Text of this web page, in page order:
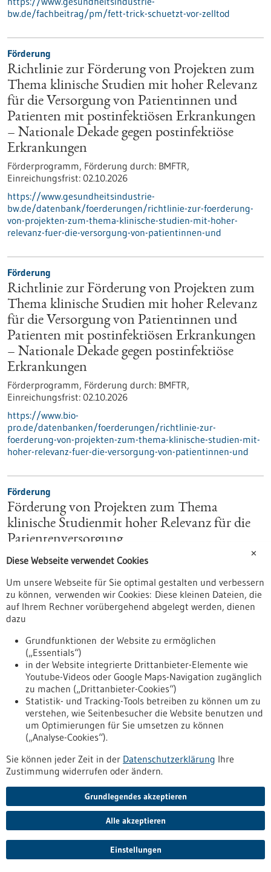
bw.de/fachbeitrag/pm/fett-trick-schuetzt-vor-zelltod
Förderung
Richtlinie zur Förderung von Projekten zum
Thema klinische Studien mit hoher Relevanz
für die Versorgung von Patientinnen und
Patienten mit postinfektiösen Erkrankungen
– Nationale Dekade gegen postinfektiöse
Erkrankungen
Förderprogramm, Förderung durch: BMFTR,
Einreichungsfrist: 02.10.2026
https://www.gesundheitsindustrie-
bw.de/datenbank/foerderungen/richtlinie-zur-foerderung-
von-projekten-zum-thema-klinische-studien-mit-hoher-
relevanz-fuer-die-versorgung-von-patientinnen-und
Förderung
Richtlinie zur Förderung von Projekten zum
Thema klinische Studien mit hoher Relevanz
für die Versorgung von Patientinnen und
Patienten mit postinfektiösen Erkrankungen
– Nationale Dekade gegen postinfektiöse
Erkrankungen
Förderprogramm, Förderung durch: BMFTR,
Einreichungsfrist: 02.10.2026
https://www.bio-
pro.de/datenbanken/foerderungen/richtlinie-zur-
foerderung-von-projekten-zum-thema-klinische-studien-mit-
hoher-relevanz-fuer-die-versorgung-von-patientinnen-und
Förderung
Förderung von Projekten zum Thema
klinische Studienmit hoher Relevanz für die
Patientenversorgung
Förderprogramm,Förderung durch:
https://www.gesundheitsindustrie-
bw.de/datenbank/foerderungen/foerderung-von-projekten-
zum-thema-klinische-studienmit-hoher-relevanz-fuer-die-
patientenversorgung
Förderung
Förderung von Projekten zum Thema
klinische Studienmit hoher Relevanz für die
Patientenversorgung
Förderprogramm,Förderung durch:BMFTR,
Einreichungsfrist: 02.10.2026
https://www.bio-
pro.de/datenbanken/foerderungen/foerderung-von-
fuer-die-patientenversorgung
✕
Diese Webseite verwendet Cookies
Um unsere Webseite für Sie optimal gestalten und verbessern
zu können, verwenden wir Cookies: Diese kleinen Dateien, die
auf Ihrem Rechner vorübergehend abgelegt werden, dienen
dazu
Grundfunktionen der Website zu ermöglichen
(„Essentials“)
in der Website integrierte Drittanbieter-Elemente wie
Youtube-Videos oder Google Maps-Navigation zugänglich
zu machen („Drittanbieter-Cookies“)
Statistik- und Tracking-Tools betreiben zu können um zu
verstehen, wie Seitenbesucher die Website benutzen und
um Optimierungen für Sie umsetzen zu können
(„Analyse-Cookies“).
Sie können jeder Zeit in der Datenschutzerklärung Ihre
Zustimmung widerrufen oder ändern.
Grundlegendes akzeptieren
Alle akzeptieren
Einstellungen